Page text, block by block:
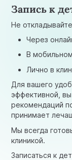
Запись к
Не
Через
В
Лично в
Для вашего
эффективной,
рекомендаций
принимает
Мы всегда
клиникой.
Записаться к